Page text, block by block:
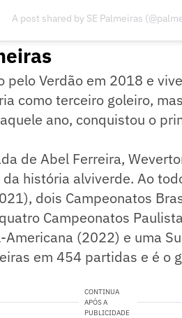
A post shared by SE Palmeiras
pelo Verdão em 2018 e
como terceiro goleiro,
ano, conquistou o
de Abel Ferreira,
história alviverde. Ao
dois Campeonatos
Campeonatos
(2022) e uma
em 454 partidas e é o
CONTINUA
APÓS A
PUBLICIDADE